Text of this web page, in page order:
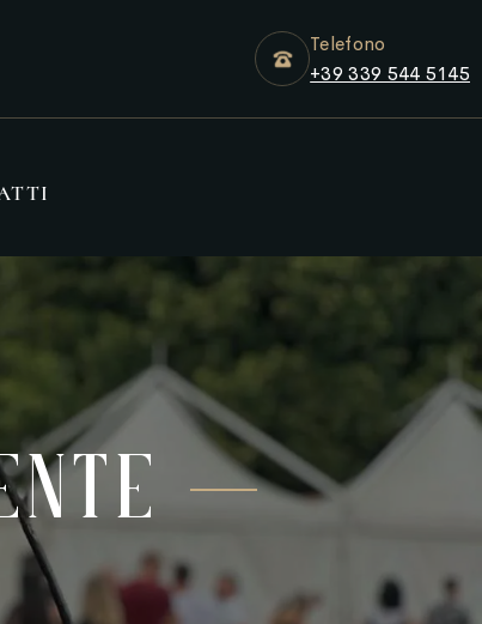
Telefono
+39 339 544 5145